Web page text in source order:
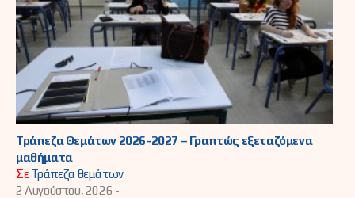
Τράπεζα Θεμάτων 2026-2027 – Γραπτώς εξεταζόμενα
μαθήματα
ΣεΤράπεζα θεμάτων
2 Αυγούστου, 2026 -